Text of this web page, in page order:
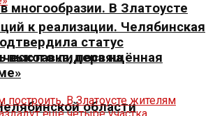
многообразии. В Златоусте
выставка, посвящённая
области
к реализации. Челябинская
статус
лидера на